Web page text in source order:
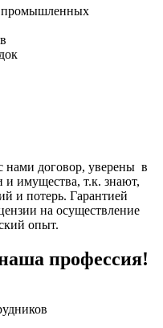
промышленных
договор, уверены в
и имущества, т.к. знают,
и потерь. Гарантией
на осуществление
опыт.
профессия!